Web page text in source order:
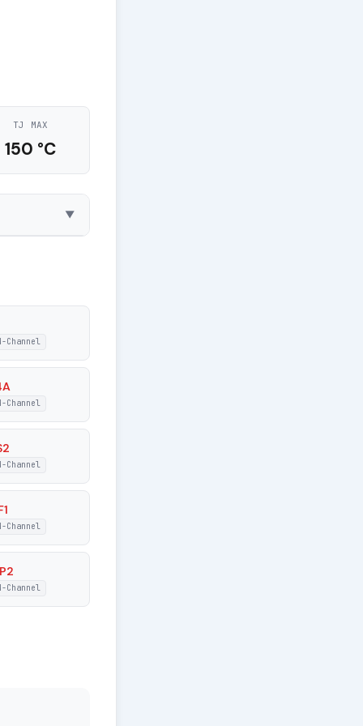
TJ MAX
150 °C
▼
Channel
Channel
Channel
Channel
Channel